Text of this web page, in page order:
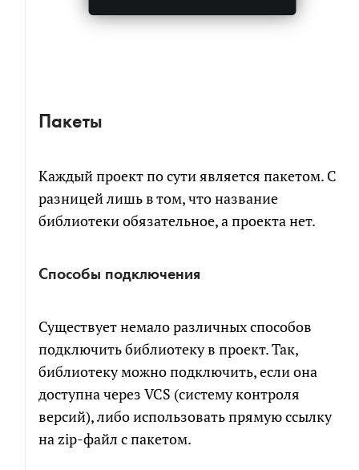
Пакеты
Каждый проект по сути является пакетом. С
разницей лишь в том, что название
библиотеки обязательное, а проекта нет.
Способы подключения
Существует немало различных способов
подключить библиотеку в проект. Так,
библиотеку можно подключить, если она
доступна через VCS (систему контроля
версий), либо использовать прямую ссылку
на zip-файл с пакетом.